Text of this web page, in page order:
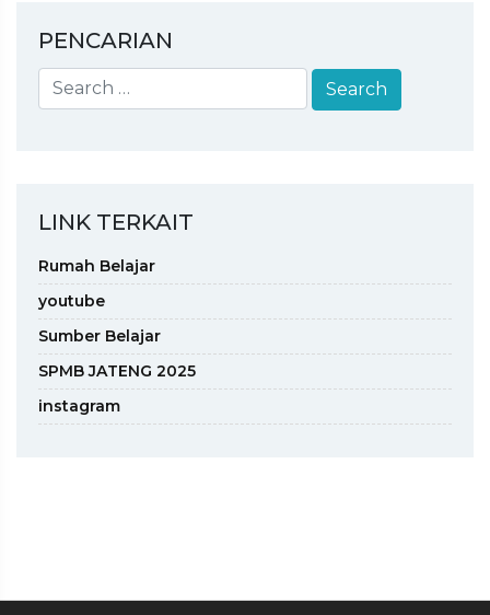
PENCARIAN
LINK TERKAIT
Rumah Belajar
youtube
Sumber Belajar
SPMB JATENG 2025
instagram